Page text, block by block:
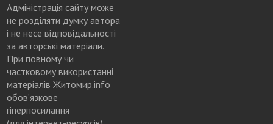
Адміністрація сайту може
не розділяти думку автора
і не несе відповідальності
за авторські матеріали.
При повному чи
частковому використанні
матеріалів Житомир.info
обов’язкове
гіперпосилання